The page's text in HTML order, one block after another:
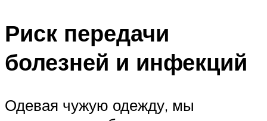
Риск передачи
болезней и инфекций
Одевая чужую одежду, мы